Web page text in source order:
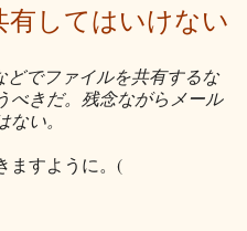
してはいけない
でファイルを共有するな
べきだ。残念ながらメール
い。
ますように。(